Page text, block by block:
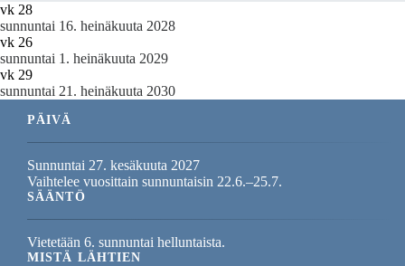
vk 28
sunnuntai 16. heinäkuuta 2028
vk 26
sunnuntai 1. heinäkuuta 2029
vk 29
sunnuntai 21. heinäkuuta 2030
PÄIVÄ
Sunnuntai 27. kesäkuuta 2027
Vaihtelee vuosittain sunnuntaisin 22.6.–25.7.
SÄÄNTÖ
Vietetään 6. sunnuntai helluntaista.
MISTÄ LÄHTIEN